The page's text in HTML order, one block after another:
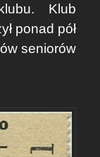
Klub
ponad pół
seniorów